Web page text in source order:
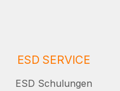
ESD SERVICE
ESD Schulungen